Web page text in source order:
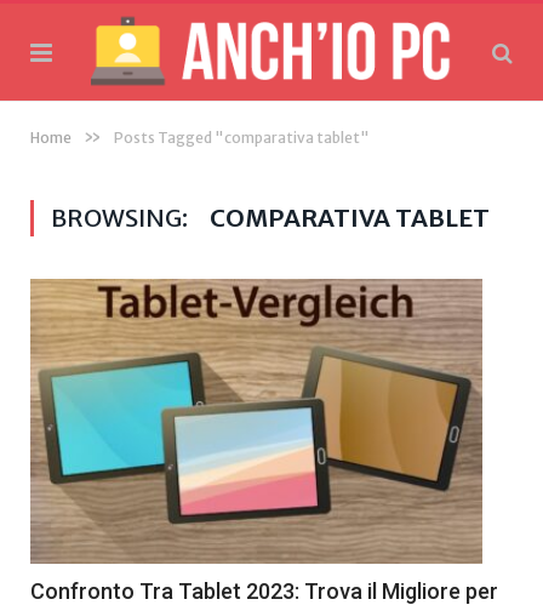
Home » Posts Tagged "comparativa tablet"
BROWSING: COMPARATIVA TABLET
Confronto Tra Tablet 2023: Trova il Migliore per